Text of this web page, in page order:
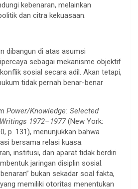
kebenaran, melainkan
dan citra kekuasaan.
dibangun di atas asumsi
sebagai mekanisme objektif
sosial secara adil. Akan tetapi,
tidak pernah benar-benar
Power/Knowledge: Selected
1972–1977(New York:
p. 131), menunjukkan bahwa
bersama relasi kuasa.
institusi, dan aparat tidak berdiri
jaringan disiplin sosial.
bukan sekadar soal fakta,
memiliki otoritas menentukan